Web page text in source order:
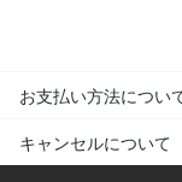
お支払い方法につい
キャンセルについて